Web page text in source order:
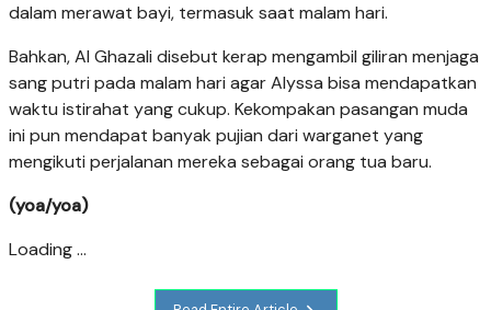
dalam merawat bayi, termasuk saat malam hari.
Bahkan, Al Ghazali disebut kerap mengambil giliran menjaga
sang putri pada malam hari agar Alyssa bisa mendapatkan
waktu istirahat yang cukup. Kekompakan pasangan muda
ini pun mendapat banyak pujian dari warganet yang
mengikuti perjalanan mereka sebagai orang tua baru.
(yoa/yoa)
Loading ...